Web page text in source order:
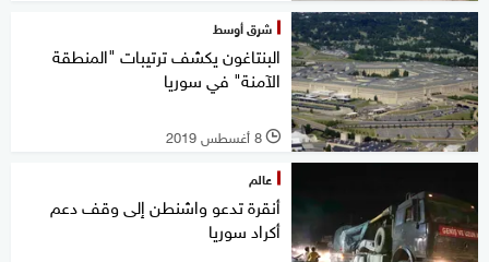
شرق أوسط
البنتاغون يكشف ترتيبات "المنطقة
الآمنة" في سوريا
l 8 أغسطس 2019
عالم
أنقرة تدعو واشنطن إلى وقف دعم
أكراد سوريا